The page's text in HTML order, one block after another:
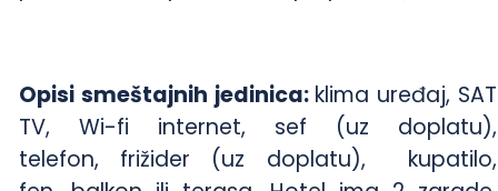
Opisi smeštajnih jedinica: klima uređaj, SAT
TV, Wi-fi internet, sef (uz doplatu),
telefon, frižider (uz doplatu), kupatilo,